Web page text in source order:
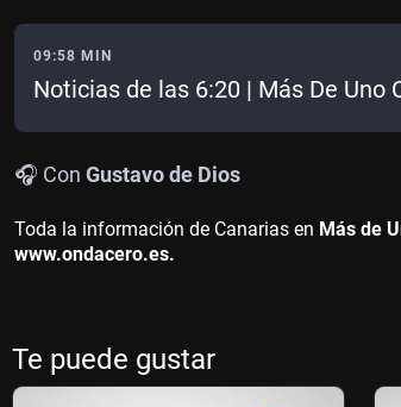
09:58 MIN
Noticias de las 6:20 | Más De
🎧 Con Gustavo de Dios
Toda la información de Canarias en Más de
www.ondacero.es.
Te puede gustar